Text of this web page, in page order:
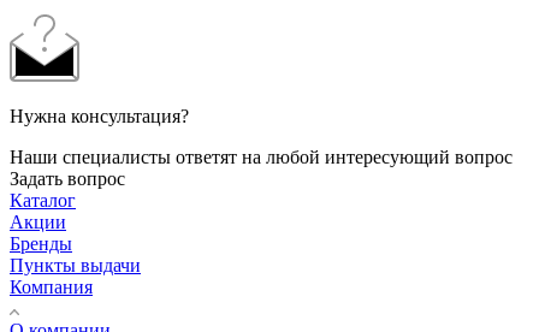
Нужна консультация?
Наши специалисты ответят на любой интересующий вопрос
Задать вопрос
Каталог
Акции
Бренды
Пункты выдачи
Компания